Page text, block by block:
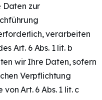
Daten zur
verarbeiten
Art. 6 Abs. 1 lit. b
wir Ihre Daten, sofern
Verpflichtung
Art. 6 Abs. 1 lit. c